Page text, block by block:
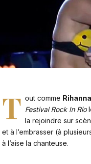
T out comme Rihanna,
Festival Rock In Rio
la rejoindre sur
et à l’embrasser (à
à l’aise la chanteuse.